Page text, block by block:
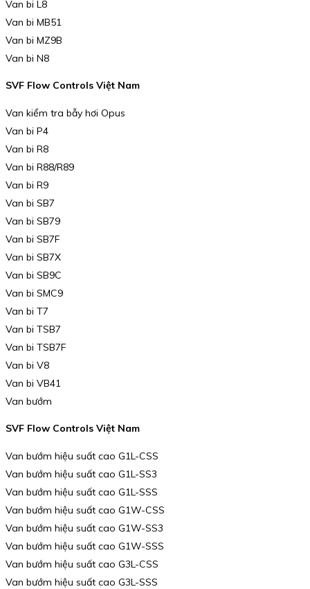
Van bi L8
Van bi MB51
Van bi MZ9B
Van bi N8
SVF Flow Controls Việt Nam
Van kiểm tra bẫy hơi Opus
Van bi P4
Van bi R8
Van bi R88/R89
Van bi R9
Van bi SB7
Van bi SB79
Van bi SB7F
Van bi SB7X
Van bi SB9C
Van bi SMC9
Van bi T7
Van bi TSB7
Van bi TSB7F
Van bi V8
Van bi VB41
Van bướm
SVF Flow Controls Việt Nam
Van bướm hiệu suất cao G1L-CSS
Van bướm hiệu suất cao G1L-SS3
Van bướm hiệu suất cao G1L-SSS
Van bướm hiệu suất cao G1W-CSS
Van bướm hiệu suất cao G1W-SS3
Van bướm hiệu suất cao G1W-SSS
Van bướm hiệu suất cao G3L-CSS
Van bướm hiệu suất cao G3L-SSS